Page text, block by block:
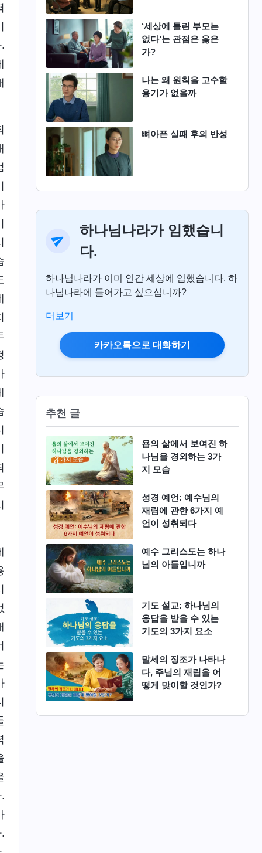
‘세상에 틀린 부모는
없다’는 관점은 옳은
가?
나는 왜 원칙을 고수할
용기가 없을까
뼈아픈 실패 후의 반성
하나님나라가 임했습니
다.
하나님나라가 이미 인간 세상에 임했습니다. 하
나님나라에 들어가고 싶으십니까?
더보기
카카오톡으로 대화하기
추천 글
욥의 삶에서 보여진 하
나님을 경외하는 3가
지 모습
성경 예언: 예수님의
재림에 관한 6가지 예
언이 성취되다
예수 그리스도는 하나
님의 아들입니까
기도 설교: 하나님의
응답을 받을 수 있는
기도의 3가지 요소
말세의 징조가 나타나
다, 주님의 재림을 어
떻게 맞이할 것인가?